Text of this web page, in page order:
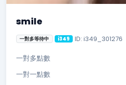
smile
一對多等待中 i349 ID: i349_301276
一對多點數
一對一點數